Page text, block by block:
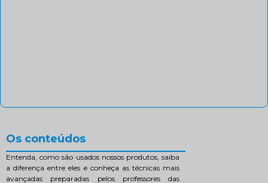
Os conteúdos
Entenda, como são usados nossos produtos, saiba
a diferença entre eles e conheça as técnicas mais
avançadas preparadas pelos professores das